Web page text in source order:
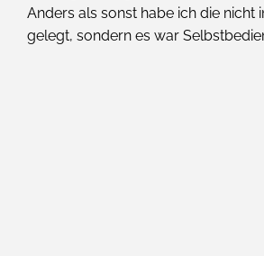
Anders als sonst habe ich die nicht
gelegt, sondern es war